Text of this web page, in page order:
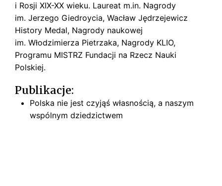
i Rosji XIX-XX wieku. Laureat m.in. Nagrody
im. Jerzego Giedroycia, Wacław Jędrzejewicz
History Medal, Nagrody naukowej
im. Włodzimierza Pietrzaka, Nagrody KLIO,
Programu MISTRZ Fundacji na Rzecz Nauki
Polskiej.
Publikacje:
Polska nie jest czyjąś własnością, a naszym
wspólnym dziedzictwem